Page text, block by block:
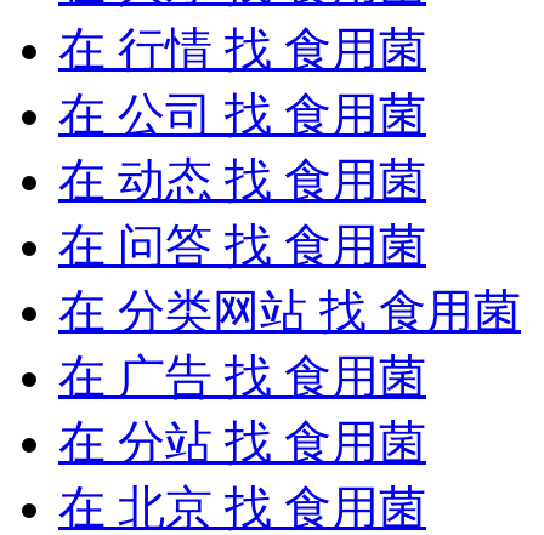
在 行情 找 食用菌
在 公司 找 食用菌
在 动态 找 食用菌
在 问答 找 食用菌
在 分类网站 找 食用菌
在 广告 找 食用菌
在 分站 找 食用菌
在 北京 找 食用菌